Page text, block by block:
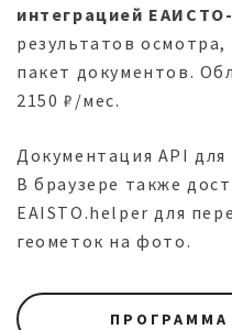
интеграцией
результатов осмотра,
пакет документов.
2150 ₽/мес.
Документация API
В браузере также
EAISTO.helper для
геометок на фото.
ПРОГРАММА